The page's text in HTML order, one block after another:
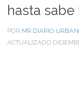
hasta sabe
POR MR DIARIO
ACTUALIZADO